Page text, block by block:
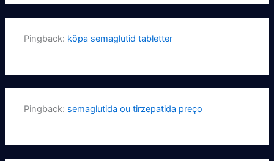
Pingback: köpa semaglutid tabletter
Pingback: semaglutida ou tirzepatida preço